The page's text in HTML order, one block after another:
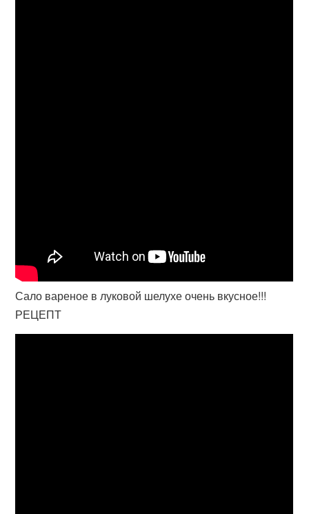
Сало вареное в луковой шелухе очень вкусное!!!
РЕЦЕПТ